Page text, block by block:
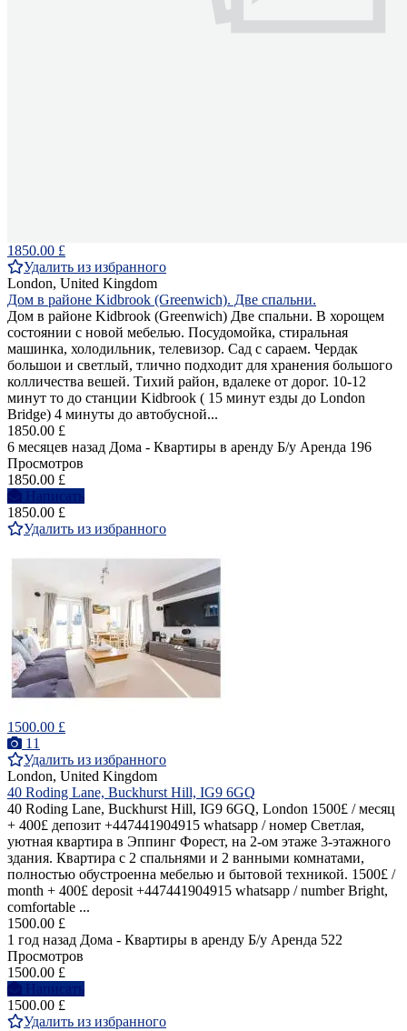
1850.00 £
Удалить из избранного
London, United Kingdom
Дом в районе Kidbrook (Greenwich). Две спальни.
Дом в районе Kidbrook (Greenwich) Две спальни. В хорощем
состоянии с новой мебелью. Посудомойка, стиральная
машинка, холодильник, телевизор. Сад с сараем. Чердак
большои и светлый, тлично подходит для хранения большого
колличества вешей. Тихий район, вдалеке от дорог. 10-12
минут то до станции Kidbrook ( 15 минут езды до London
Bridge) 4 минуты до автобусной...
1850.00 £
6 месяцев назад Дома - Квартиры в аренду Б/у Аренда 196
Просмотров
1850.00 £
Написать
1850.00 £
Удалить из избранного
1500.00 £
11
Удалить из избранного
London, United Kingdom
40 Roding Lane, Buckhurst Hill, IG9 6GQ
40 Roding Lane, Buckhurst Hill, IG9 6GQ, London 1500£ / месяц
+ 400£ депозит +447441904915 whatsapp / номер Светлая,
уютная квартира в Эппинг Форест, на 2-ом этаже 3-этажного
здания. Квартира с 2 спальнями и 2 ванными комнатами,
полностью обустроенна мебелью и бытовой техникой. 1500£ /
month + 400£ deposit +447441904915 whatsapp / number Bright,
comfortable ...
1500.00 £
1 год назад Дома - Квартиры в аренду Б/у Аренда 522
Просмотров
1500.00 £
Написать
1500.00 £
Удалить из избранного